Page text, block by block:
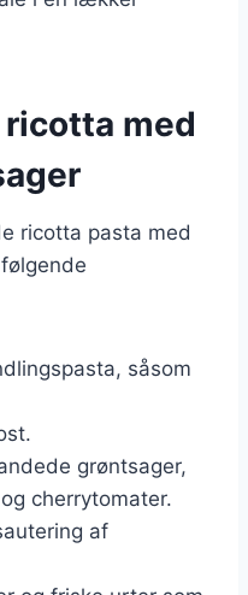
med
ricotta pasta med
såsom
grøntsager,
cherrytomater.
af